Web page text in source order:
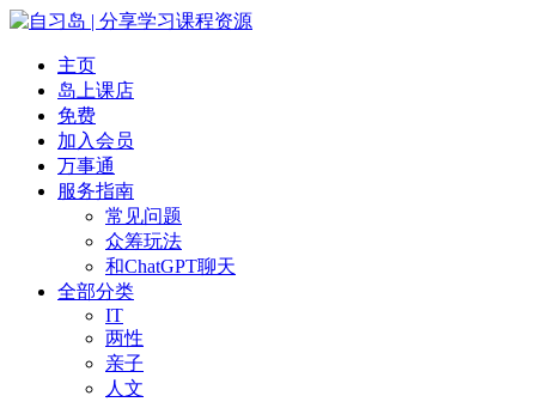
主页
岛上课店
免费
加入会员
万事通
服务指南
常见问题
众筹玩法
和ChatGPT聊天
全部分类
IT
两性
亲子
人文